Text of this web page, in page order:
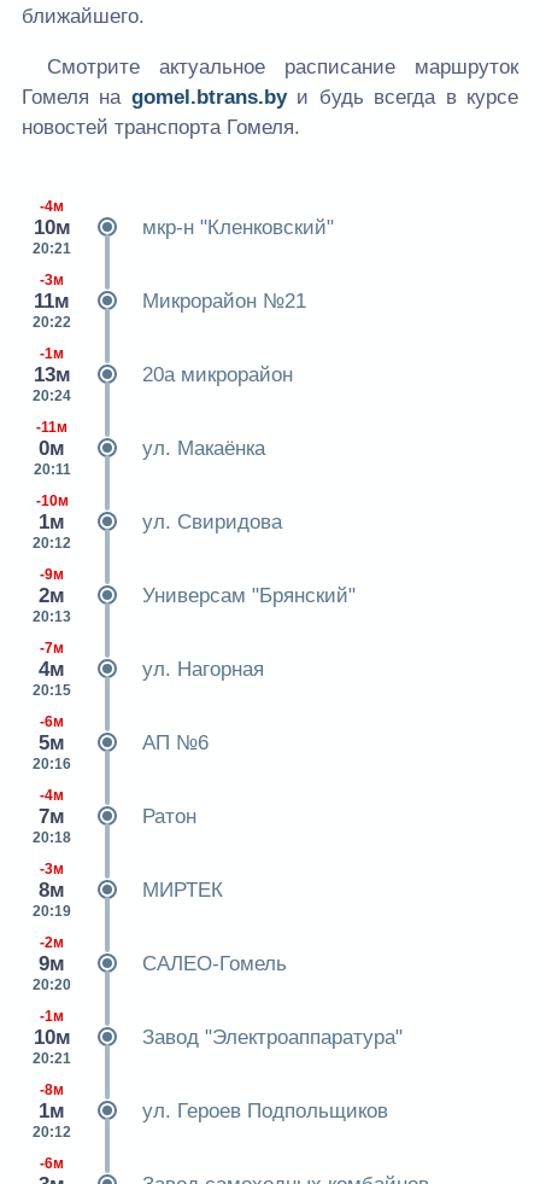
ближайшего.
Смотрите актуальное расписание маршруток
Гомеля на gomel.btrans.byи будь всегда в курсе
новостей транспорта Гомеля.
-4м
10м
20:21
мкр-н "Кленковский"
-3м
11м
20:22
Микрорайон №21
-1м
13м
20:24
20а микрорайон
-11м
0м
20:11
ул. Макаёнка
-10м
1м
20:12
ул. Свиридова
-9м
2м
20:13
Универсам "Брянский"
-7м
4м
20:15
ул. Нагорная
-6м
5м
20:16
АП №6
-4м
7м
20:18
Ратон
-3м
8м
20:19
МИРТЕК
-2м
9м
20:20
САЛЕО-Гомель
-1м
10м
20:21
Завод "Электроаппаратура"
-8м
1м
20:12
ул. Героев Подпольщиков
-6м